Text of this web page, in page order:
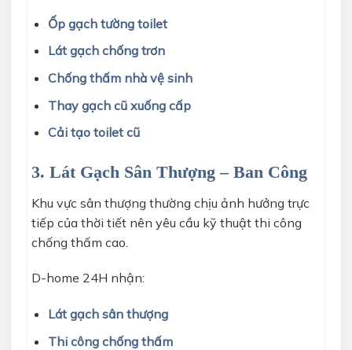
Ốp gạch tường toilet
Lát gạch chống trơn
Chống thấm nhà vệ sinh
Thay gạch cũ xuống cấp
Cải tạo toilet cũ
3. Lát Gạch Sân Thượng – Ban Công
Khu vực sân thượng thường chịu ảnh hưởng trực
tiếp của thời tiết nên yêu cầu kỹ thuật thi công
chống thấm cao.
D-home 24H nhận:
Lát gạch sân thượng
Thi công chống thấm